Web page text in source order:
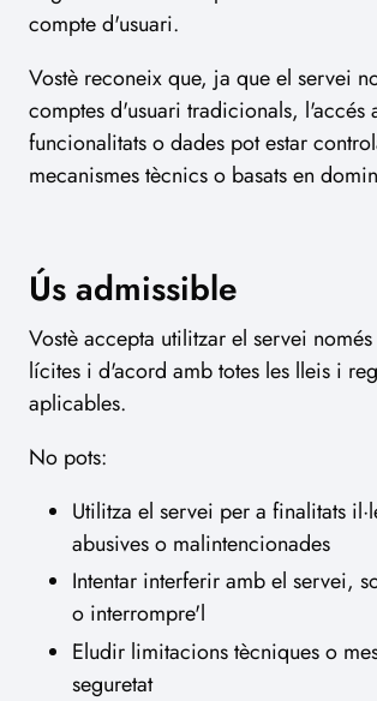
compte d'usuari.
Vostè reconeix que, ja que el servei
comptes d'usuari tradicionals, l'accés
funcionalitats o dades pot estar
mecanismes tècnics o basats en
Ús admissible
Vostè accepta utilitzar el servei
lícites i d'acord amb totes les lleis i
aplicables.
No pots:
Utilitza el servei per a finalitats
abusives o malintencionades
Intentar interferir amb el servei,
o interrompre'l
Eludir limitacions tècniques o
seguretat